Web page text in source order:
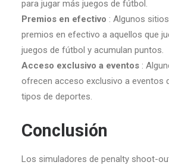
para jugar más juegos de fútbol.
Premios en efectivo : Algunos
premios en efectivo a aquellos que
juegos de fútbol y acumulan puntos.
Acceso exclusivo a eventos :
ofrecen acceso exclusivo a eventos
tipos de deportes.
Conclusión
Los simuladores de penalty shoot-